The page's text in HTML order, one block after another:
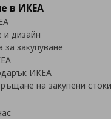
в ИКЕА
и дизайн
закупуване
ИКЕА
на закупени стоки